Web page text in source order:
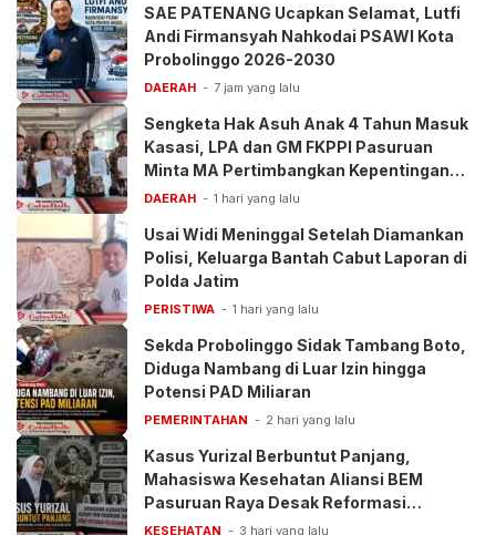
SAE PATENANG Ucapkan Selamat, Lutfi
Andi Firmansyah Nahkodai PSAWI Kota
Probolinggo 2026-2030
DAERAH 7 jam yang lalu
Sengketa Hak Asuh Anak 4 Tahun Masuk
Kasasi, LPA dan GM FKPPI Pasuruan
Minta MA Pertimbangkan Kepentingan
Anak
DAERAH 1 hari yang lalu
Usai Widi Meninggal Setelah Diamankan
Polisi, Keluarga Bantah Cabut Laporan di
Polda Jatim
PERISTIWA 1 hari yang lalu
Sekda Probolinggo Sidak Tambang Boto,
Diduga Nambang di Luar Izin hingga
Potensi PAD Miliaran
PEMERINTAHAN 2 hari yang lalu
Kasus Yurizal Berbuntut Panjang,
Mahasiswa Kesehatan Aliansi BEM
Pasuruan Raya Desak Reformasi
Pelayanan BPJS
KESEHATAN 3 hari yang lalu